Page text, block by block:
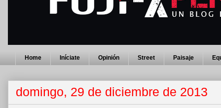
Home Iníciate Opinión Street Paisaje
domingo, 29 de diciembre de 2013